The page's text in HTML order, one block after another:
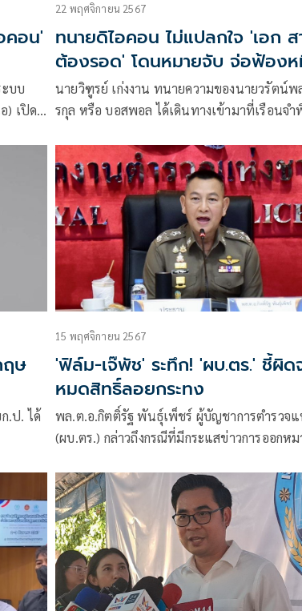
คอน'
บบ
) เปิด
22 พฤศจิกายน 2567
ทนายดิไอคอน ไม่แปลกใจ 'เอก ส
ต้องรอด' โดนหมายจับ จ่อฟ้อง
คดี
นายวิฑูรย์ เก่งงาน ทนายความของนายวรัตน์พ
รกุล หรือ บอสพอล ได้เดินทางเข้ามาที่เรือนจำ
แนวทางในการสู้คดีในอนาคต
ฤษ
.ป. ได้
15 พฤศจิกายน 2567
'ฟิล์ม-เจ๊พัช' ระทึก! 'ผบ.ตร.' ชี้ผิด
หมดสิทธิ์ลอยกระทง
พล.ต.อ.กิตติ์รัฐ พันธุ์เพ็ชร์ ผู้บัญชาการตำรวจ
(ผบ.ตร.) กล่าวถึงกรณีที่มีกระแสข่าวการออกหม